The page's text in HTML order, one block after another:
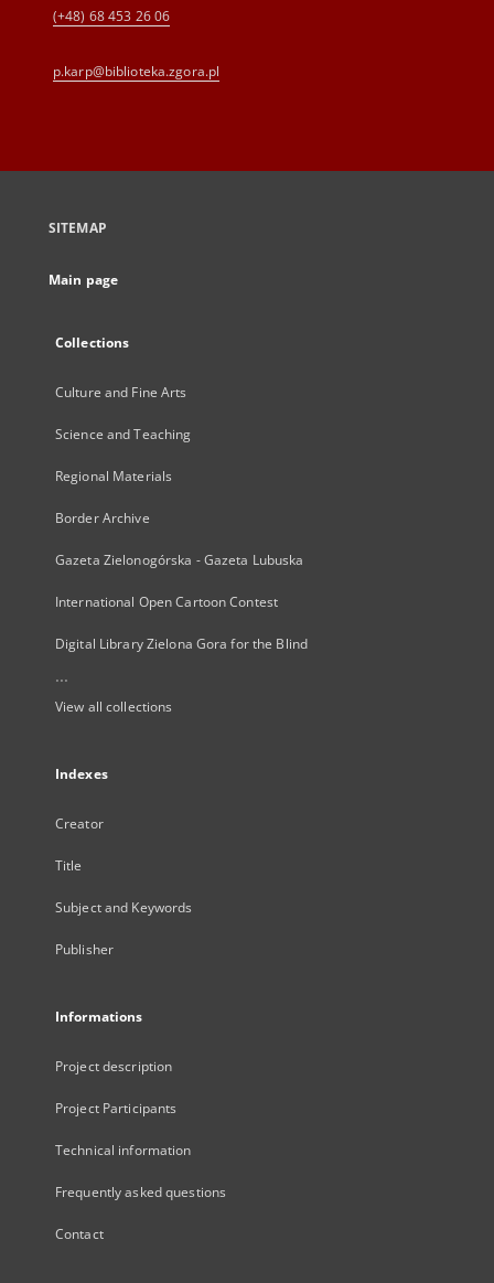
(+48) 68 453 26 06
p.karp@biblioteka.zgora.pl
SITEMAP
Main page
Collections
Culture and Fine Arts
Science and Teaching
Regional Materials
Border Archive
Gazeta Zielonogórska - Gazeta Lubuska
International Open Cartoon Contest
Digital Library Zielona Gora for the Blind
...
View all collections
Indexes
Creator
Title
Subject and Keywords
Publisher
Informations
Project description
Project Participants
Technical information
Frequently asked questions
Contact